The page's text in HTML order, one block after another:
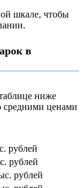
шкале, чтобы
в
ниже
средними ценами
рублей
рублей
рублей